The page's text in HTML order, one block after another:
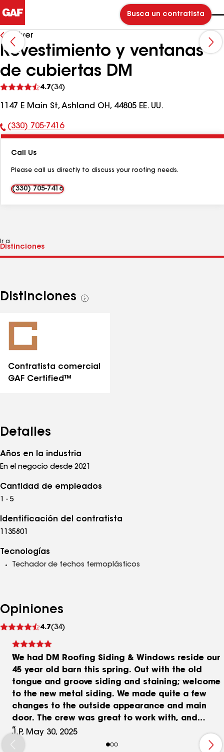
Busca un contratista
Volver
Revestimiento y ventanas
de cubiertas DM
4.7(34)
comentarios
1147 E Main St, Ashland OH, 44805 EE. UU.
Número
teléfono:
(330) 705-7416
Call Us
Please call us directly to discuss your roofing needs.
(330) 705-7416
Ir a
Distinciones
Ver
Contratista comercial
GAF Certified™
Detalles
Años en la industria
En el negocio desde 2021
Cantidad de empleados
1 - 5
Identificación del contratista
1135801
Tecnologías
Techador de techos termoplásticos
Opiniones
4.7(34)
comentarios
We had DM Roofing Siding & Windows reside our
45 year old barn this spring. Out with the old
tongue and groove siding and staining; welcome
to the new metal siding. We made quite a few
changes to the outside appearance and main
door. The crew was great to work with, and
thanks to DJ and Xavier. We really appreciate a
J.P, May 30, 2025